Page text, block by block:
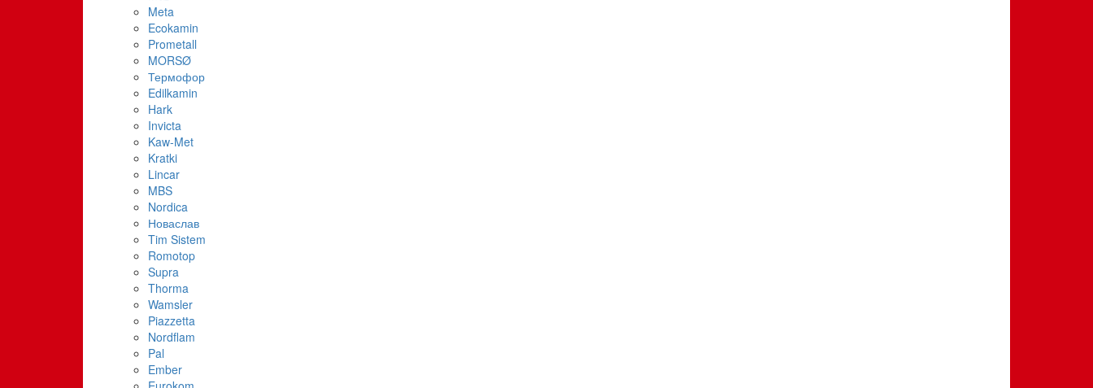
Meta
Ecokamin
Prometall
MORSØ
Термофор
Edilkamin
Hark
Invicta
Kaw-Met
Kratki
Lincar
MBS
Nordica
Новаслав
Tim Sistem
Romotop
Supra
Thorma
Wamsler
Piazzetta
Nordflam
Pal
Ember